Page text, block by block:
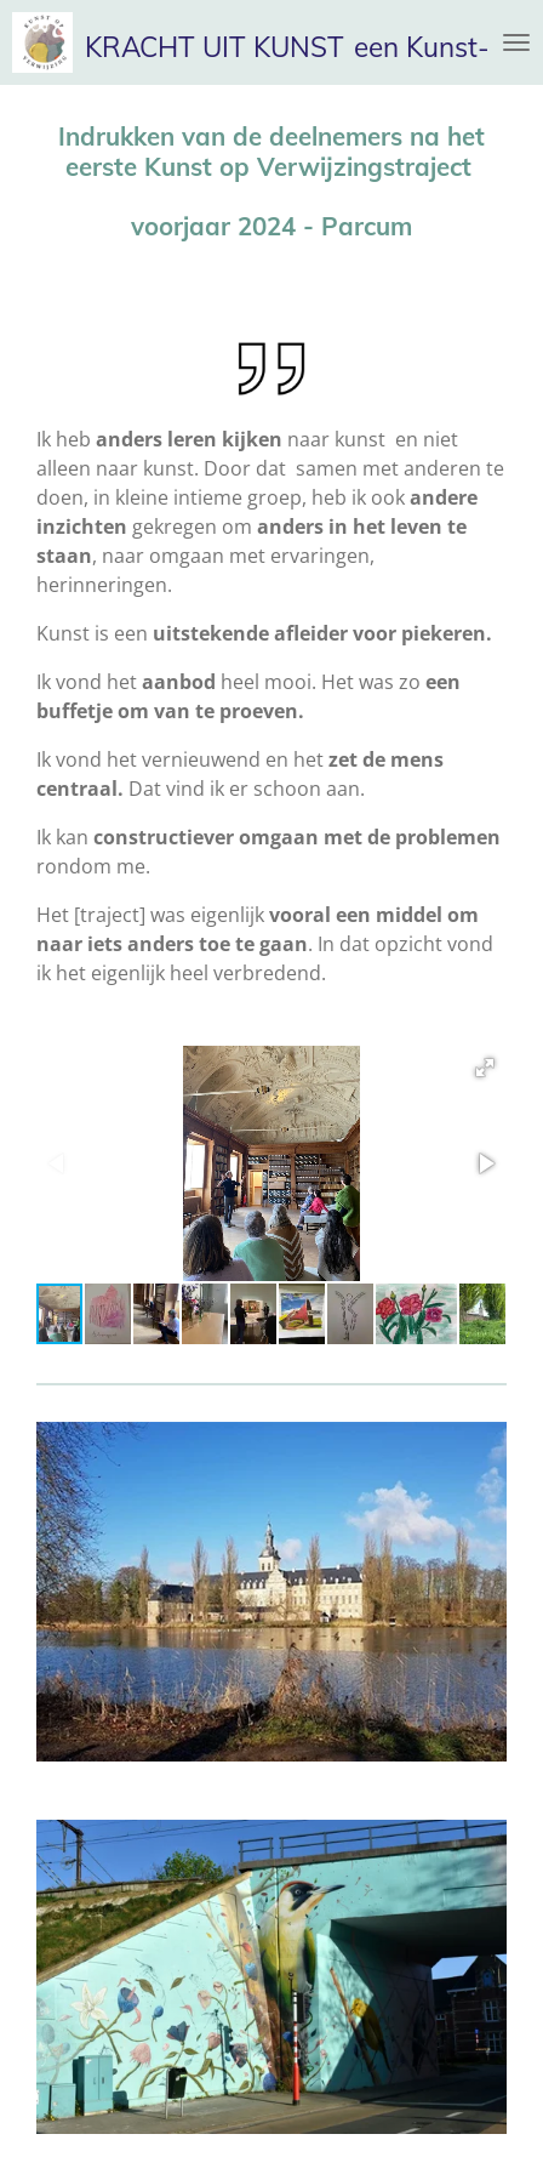
Ga
direct
naar
hoofdinhoud
KRACHT UIT KUNST een Kunst-
Indrukken van de deelnemers na het
eerste Kunst op Verwijzingstraject
voorjaar 2024 - Parcum
Ik heb anders leren kijken naar kunst en niet
alleen naar kunst. Door dat samen met anderen te
doen, in kleine intieme groep, heb ik ookandere
inzichten gekregen om anders in het leven te
staan, naar omgaan met ervaringen,
herinneringen.
Kunst is een uitstekende afleider voor piekeren.
Ik vond hetaanbod heel mooi. Het was zo een
buffetje om van te proeven.
Ik vond het vernieuwend en hetzet de mens
centraal. Dat vind ik er schoon aan.
Ik kan constructiever omgaan met de problemen
rondom me.
Het [traject] was eigenlijkvooral een middel om
naar iets anders toe te gaan. In dat opzicht vond
ik het eigenlijk heel verbredend.